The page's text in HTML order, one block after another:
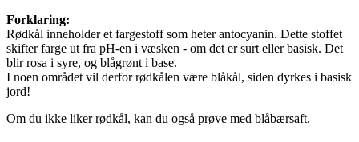
Forklaring:
Rødkål inneholder et fargestoff som heter antocyanin. Dette stoffet
skifter farge ut fra pH-en i væsken - om det er surt eller basisk. Det
blir rosa i syre, og blågrønt i base.
I noen området vil derfor rødkålen være blåkål, siden dyrkes i basisk
jord!
Om du ikke liker rødkål, kan du også prøve med blåbærsaft.